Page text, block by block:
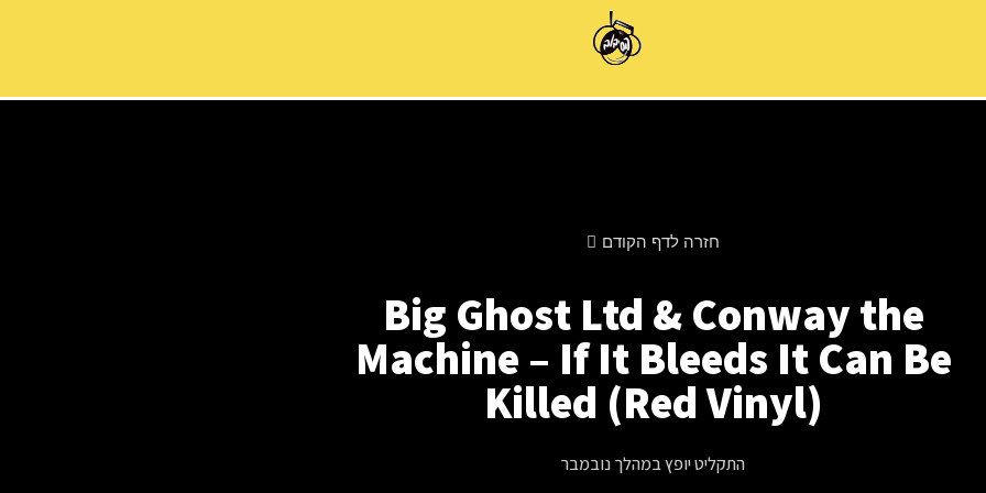
חזרה לדף הקודם
Big Ghost Ltd & Conway the
Machine – If It Bleeds It Can Be
Killed (Red Vinyl)
התקליט יופץ במהלך נובמבר